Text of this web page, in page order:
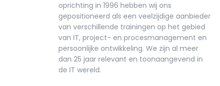
oprichting in 1996 hebben wij ons
gepositioneerd als een veelzijdige aanbieder
van verschillende trainingen op het gebied
van IT, project- en procesmanagement en
persoonlijke ontwikkeling. We zijn al meer
dan 25 jaar relevant en toonaangevend in
de IT wereld.